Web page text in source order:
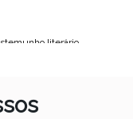
literário
capital Heiankyō,